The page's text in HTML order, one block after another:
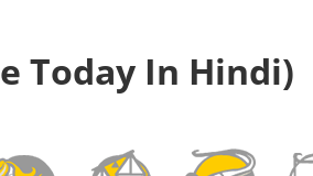
Today In Hindi)